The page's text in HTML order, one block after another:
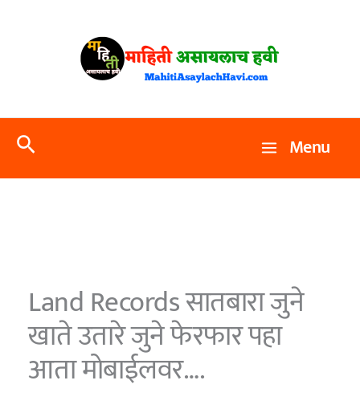
Search Menu
Land Records सातबारा जुने
खाते उतारे जुने फेरफार पहा
आता मोबाईलवर….